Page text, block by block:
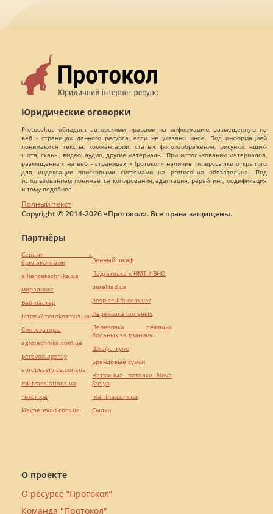
Юридические оговорки
Protocol.ua обладает авторскими правами на информацию, размещенную на
веб - страницах данного ресурса, если не указано иное. Под информацией
понимаются тексты, комментарии, статьи, фотоизображения, рисунки, ящик-
шота, сканы, видео, аудио, другие материалы. При использовании материалов,
размещенных на веб - страницах «Протокол» наличие гиперссылки открытого
для индексации поисковыми системами на protocol.ua обязательна. Под
использованием понимается копирования, адаптация, рерайтинг, модификация
и тому подобное.
Полный текст
Copyright © 2014-2026 «Протокол». Все права защищены.
О проекте
О ресурсе “Протокол”
Команда "Протокол"
Партнёры
Серьги с
бриллиантами
alliancetechnika.ua
миралинкс
Веб мастер
https://motokosmos.ua/
Синтезаторы
agrotechnika.com.ua
perevod.agency
europeservice.com.ua
mk-translations.ua
текст юа
kievperevod.com.ua
Винный шкаф
Подготовка к НМТ / ВНО
pereklad.ua
hospice-life.com.ua/
Перевозка больных
Перевозка лежачих
больных за границу
Шкафы купе
Брендовые сумки
Натяжные потолки Nova
Stelya
maltina.com.ua
Cылки